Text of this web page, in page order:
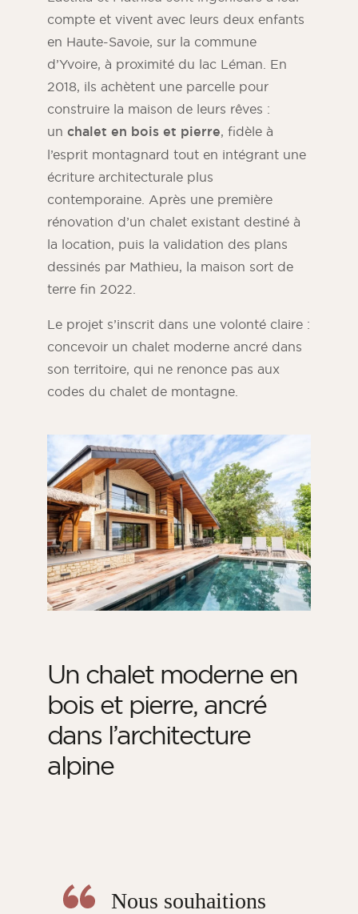
Magazine ORSOL
l’esthétique et les textures ORSOL.
compte et vivent avec leurs deux enfants
en Haute-Savoie, sur la commune
d’Yvoire, à proximité du lac Léman. En
2018, ils achètent une parcelle pour
construire la maison de leurs rêves :
un chalet en bois et pierre, fidèle à
l’esprit montagnard tout en intégrant une
écriture architecturale plus
contemporaine. Après une première
rénovation d’un chalet existant destiné à
la location, puis la validation des plans
dessinés par Mathieu, la maison sort de
terre fin 2022.
Le projet s’inscrit dans une volonté claire :
concevoir un chalet moderne ancré dans
son territoire, qui ne renonce pas aux
codes du chalet de montagne.
Un chalet moderne en
bois et pierre, ancré
dans l’architecture
alpine
Nous souhaitions